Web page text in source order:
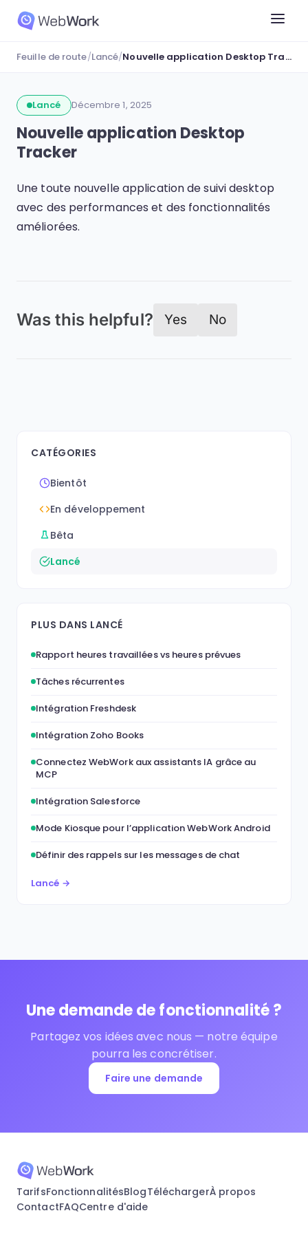
Feuille de route/Lancé/ Nouvelle application Desktop Tracker
Lancé Décembre 1, 2025
Nouvelle application Desktop
Tracker
Une toute nouvelle application de suivi desktop
avec des performances et des fonctionnalités
améliorées.
Was this helpful? Yes No
CATÉGORIES
Bientôt
En développement
Bêta
Lancé
PLUS DANS LANCÉ
Rapport heures travaillées vs heures prévues
Tâches récurrentes
Intégration Freshdesk
Intégration Zoho Books
Connectez WebWork aux assistants IA grâce au
MCP
Intégration Salesforce
Mode Kiosque pour l’application WebWork Android
Définir des rappels sur les messages de chat
Lancé →
Une demande de fonctionnalité ?
Partagez vos idées avec nous — notre équipe
pourra les concrétiser.
Faire une demande
TarifsFonctionnalitésBlogTéléchargerÀ propos
ContactFAQCentre d'aide